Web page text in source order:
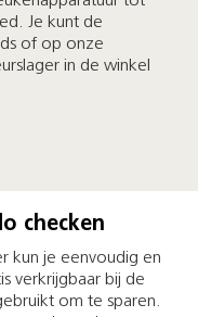
Je kunt de
of op onze
in de winkel
checken
kun je eenvoudig en
verkrijgbaar bij de
om te sparen.